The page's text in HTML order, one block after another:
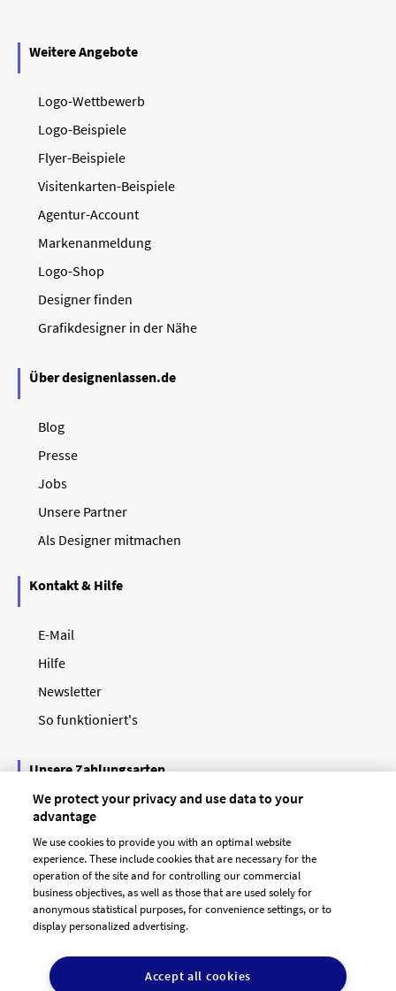
Weitere Angebote
Logo-Wettbewerb
Logo-Beispiele
Flyer-Beispiele
Visitenkarten-Beispiele
Agentur-Account
Markenanmeldung
Logo-Shop
Designer finden
Grafikdesigner in der Nähe
Über designenlassen.de
Blog
Presse
Jobs
Unsere Partner
Als Designer mitmachen
Kontakt & Hilfe
E-Mail
Hilfe
Newsletter
So funktioniert's
Unsere Zahlungsarten
AGB Dienstleister
Datenschutz Impressum
We protect your privacy and use data to your
advantage
We use cookies to provide you with an optimal website
experience. These include cookies that are necessary for the
operation of the site and for controlling our commercial
business objectives, as well as those that are used solely for
anonymous statistical purposes, for convenience settings, or to
display personalized advertising.
Accept all cookies